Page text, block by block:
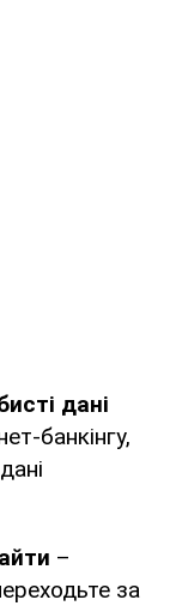
дані
банкінгу,
–
за